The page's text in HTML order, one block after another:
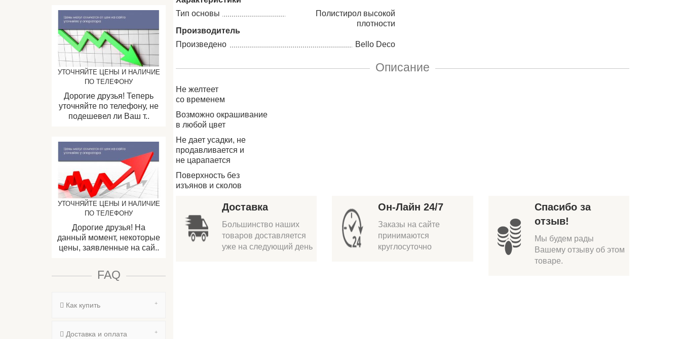
УТОЧНЯЙТЕ ЦЕНЫ И НАЛИЧИЕ
ПО ТЕЛЕФОНУ
Дорогие друзья! Теперь
уточняйте по телефону, не
подешевел ли Ваш т..
УТОЧНЯЙТЕ ЦЕНЫ И НАЛИЧИЕ
ПО ТЕЛЕФОНУ
Дорогие друзья! На
данный момент, некоторые
цены, заявленные на сай..
FAQ
Как купить
Доставка и оплата
Тип основы
Полистирол высокой
плотности
Производитель
Произведено
Bello Deco
Описание
Не желтеет
со временем
Возможно окрашивание
в любой цвет
Не дает усадки, не
продавливается и
не царапается
Поверхность без
изъянов и сколов
Доставка
Большинство наших
товаров доставляется
уже на следующий день
Он-Лайн 24/7
Заказы на сайте
принимаются
круглосуточно
Спасибо за
отзыв!
Мы будем рады
Вашему отзыву об этом
товаре.